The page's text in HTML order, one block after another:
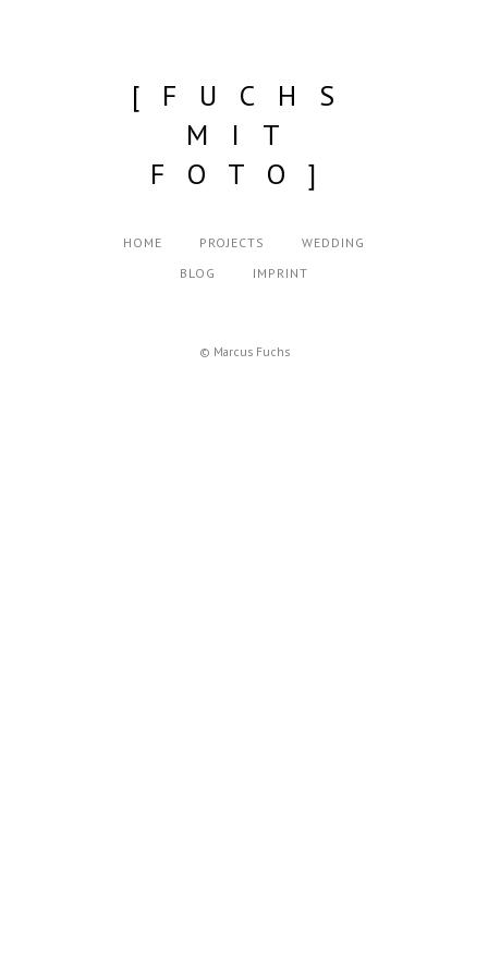
[FUCHS
MIT
FOTO]
HOME PROJECTS
WEDDING
BLOG
IMPRINT
© Marcus Fuchs